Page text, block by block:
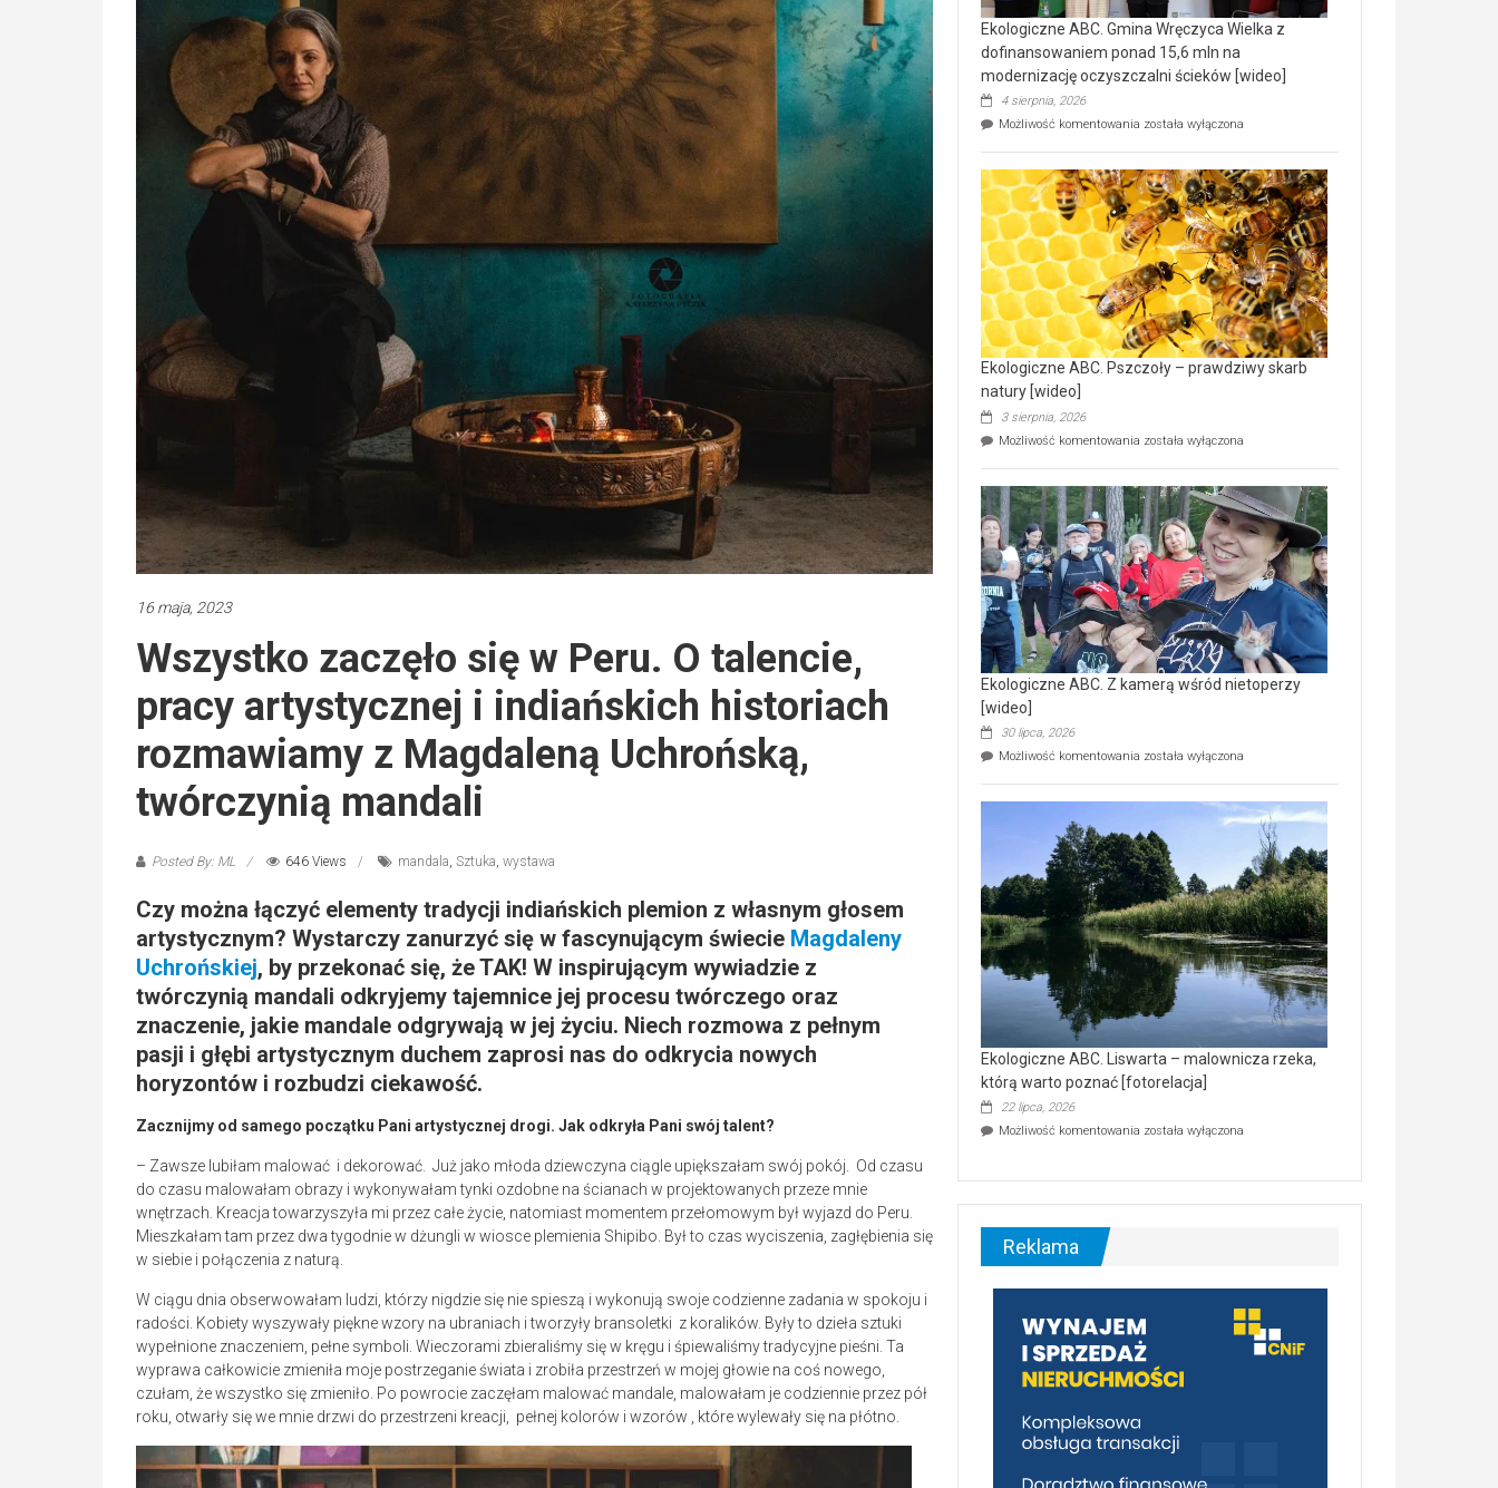
16 maja, 2023
Wszystko zaczęło się w Peru. O talencie,
pracy artystycznej i indiańskich historiach
rozmawiamy z Magdaleną Uchrońską,
twórczynią mandali
Posted By: ML 646 Views mandala, Sztuka, wystawa
Czy można łączyć elementy tradycji indiańskich plemion z własnym głosem
artystycznym? Wystarczy zanurzyć się w fascynującym świecie Magdaleny
Uchrońskiej, by przekonać się, że TAK! W inspirującym wywiadzie z
twórczynią mandali odkryjemy tajemnice jej procesu twórczego oraz
znaczenie, jakie mandale odgrywają w jej życiu. Niech rozmowa z pełnym
pasji i głębi artystycznym duchem zaprosi nas do odkrycia nowych
horyzontów i rozbudzi ciekawość.
Zacznijmy od samego początku Pani artystycznej drogi. Jak odkryła Pani swój talent?
– Zawsze lubiłam malować i dekorować. Już jako młoda dziewczyna ciągle upiększałam swój pokój. Od czasu
do czasu malowałam obrazy i wykonywałam tynki ozdobne na ścianach w projektowanych przeze mnie
wnętrzach. Kreacja towarzyszyła mi przez całe życie, natomiast momentem przełomowym był wyjazd do Peru.
Mieszkałam tam przez dwa tygodnie w dżungli w wiosce plemienia Shipibo. Był to czas wyciszenia, zagłębienia się
w siebie i połączenia z naturą.
W ciągu dnia obserwowałam ludzi, którzy nigdzie się nie spieszą i wykonują swoje codzienne zadania w spokoju i
radości. Kobiety wyszywały piękne wzory na ubraniach i tworzyły bransoletki z koralików. Były to dzieła sztuki
wypełnione znaczeniem, pełne symboli. Wieczorami zbieraliśmy się w kręgu i śpiewaliśmy tradycyjne pieśni. Ta
wyprawa całkowicie zmieniła moje postrzeganie świata i zrobiła przestrzeń w mojej głowie na coś nowego,
czułam, że wszystko się zmieniło. Po powrocie zaczęłam malować mandale, malowałam je codziennie przez pół
roku, otwarły się we mnie drzwi do przestrzeni kreacji, pełnej kolorów i wzorów , które wylewały się na płótno.
Ekologiczne ABC. Gmina Wręczyca Wielka z
dofinansowaniem ponad 15,6 mln na
modernizację oczyszczalni ścieków [wideo]
4 sierpnia, 2026
Możliwość komentowania Ekologiczne
Wręczyca
Wielka
z
dofinansowaniem
ponad
15,6
mln
na
modernizację
oczyszczalni
ścieków
[wideo]
została wyłączona
Ekologiczne ABC. Pszczoły – prawdziwy skarb
natury [wideo]
3 sierpnia, 2026
Możliwość komentowania Ekologiczne
–
prawdziwy
skarb
natury
[wideo]
została wyłączona
Ekologiczne ABC. Z kamerą wśród nietoperzy
[wideo]
30 lipca, 2026
Możliwość komentowania Ekologiczne
wśród
nietoperzy
[wideo]
została wyłączona
Ekologiczne ABC. Liswarta – malownicza rzeka,
którą warto poznać [fotorelacja]
22 lipca, 2026
Możliwość komentowania Ekologiczne
–
malownicza
[fotorelacja]
została wyłączona
Reklama